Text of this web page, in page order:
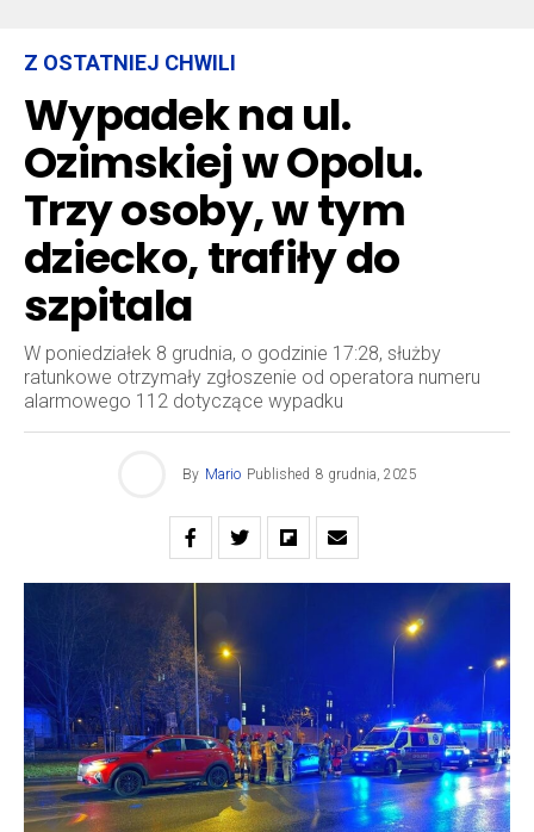
Z OSTATNIEJ CHWILI
Wypadek na ul.
Ozimskiej w Opolu.
Trzy osoby, w tym
dziecko, trafiły do
szpitala
W poniedziałek 8 grudnia, o godzinie 17:28, służby
ratunkowe otrzymały zgłoszenie od operatora numeru
alarmowego 112 dotyczące wypadku
By Mario Published 8 grudnia, 2025